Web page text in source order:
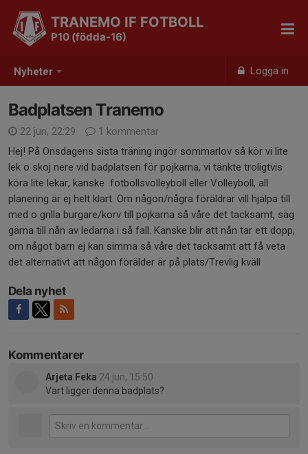
Nyheter Logga in
TRANEMO IF FOTBOLL
P10 (födda-16)
Badplatsen Tranemo
22 jun, 22:29
1 kommentar
Hej! På Onsdagens sista träning ingör sommarlov så kör vi lite
lek o skoj nere vid badplatsen för pojkarna, vi tänkte troligtvis
köra lite lekar, kanske fotbollsvolleyboll eller Volleyboll, all
planering är ej helt klart. Om någon/några föräldrar vill hjälpa till
med o grilla burgare/korv till pojkarna så våre det tacksamt, säg
gärna till nån av ledarna i så fall. Kanske blir att nån tar ett dopp,
om något barn ej kan simma så våre det tacksamt att få veta
det alternativt att någon förälder är på plats/Trevlig kväll
Dela nyhet
Kommentarer
Arjeta Feka 24 jun, 15:50
Vart ligger denna badplats?